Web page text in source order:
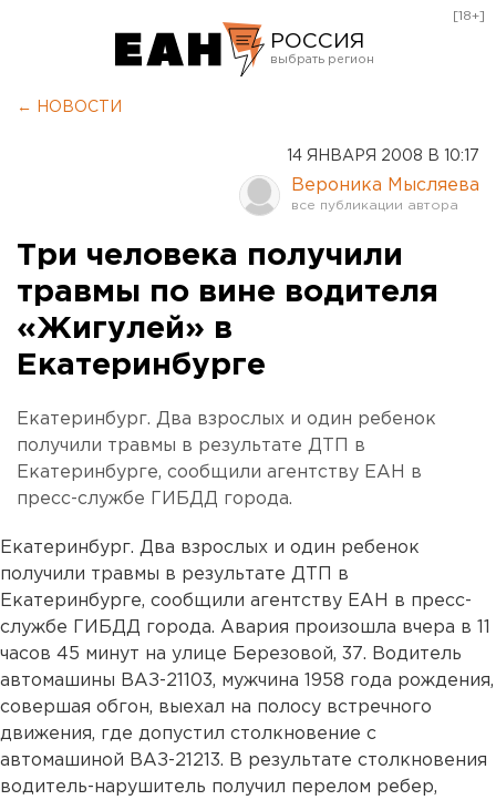
РОССИЯ
Оренбург
[18+]
← НОВОСТИ
14 ЯНВАРЯ 2008 В 10:17
Вероника Мысляева
Три человека получили
травмы по вине водителя
«Жигулей» в
Екатеринбурге
Екатеринбург. Два взрослых и один ребенок
получили травмы в результате ДТП в
Екатеринбурге, сообщили агентству ЕАН в
пресс-службе ГИБДД города.
Екатеринбург. Два взрослых и один ребенок
получили травмы в результате ДТП в
Екатеринбурге, сообщили агентству ЕАН в пресс-
службе ГИБДД города. Авария произошла вчера в 11
часов 45 минут на улице Березовой, 37. Водитель
автомашины ВАЗ-21103, мужчина 1958 года рождения,
совершая обгон, выехал на полосу встречного
движения, где допустил столкновение с
автомашиной ВАЗ-21213. В результате столкновения
водитель-нарушитель получил перелом ребер,